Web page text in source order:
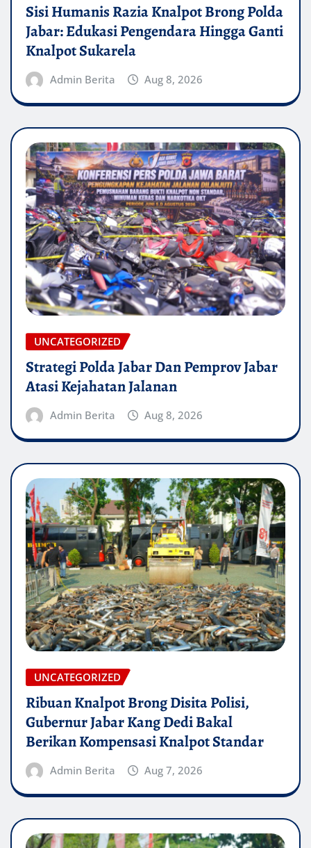
Sisi Humanis Razia Knalpot Brong Polda
Jabar: Edukasi Pengendara Hingga Ganti
Knalpot Sukarela
Admin Berita Aug 8, 2026
UNCATEGORIZED
Strategi Polda Jabar Dan Pemprov Jabar
Atasi Kejahatan Jalanan
Admin Berita Aug 8, 2026
UNCATEGORIZED
Ribuan Knalpot Brong Disita Polisi,
Gubernur Jabar Kang Dedi Bakal
Berikan Kompensasi Knalpot Standar
Admin Berita Aug 7, 2026